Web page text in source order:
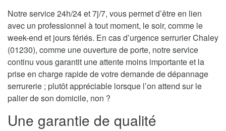
Notre service 24h/24 et 7j/7, vous permet d’être en lien
avec un professionnel à tout moment, le soir, comme le
week-end et jours fériés. En cas d’urgence serrurier Chaley
(01230), comme une ouverture de porte, notre service
continu vous garantit une attente moins importante et la
prise en charge rapide de votre demande de dépannage
serrurerie ; plutôt appréciable lorsque l’on attend sur le
palier de son domicile, non ?
Une garantie de qualité